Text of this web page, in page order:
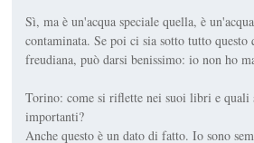
Sì, ma è un'acqua speciale quella, è
contaminata. Se poi ci sia sotto tutto questo
freudiana, può darsi benissimo: io non ho
Torino: come si riflette nei suoi libri e quali
importanti?
Anche questo è un dato di fatto. Io sono